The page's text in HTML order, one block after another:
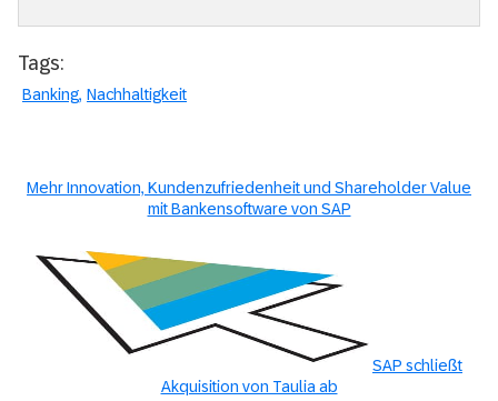
Tags:
Banking Nachhaltigkeit
Mehr Innovation, Kundenzufriedenheit und Shareholder Value
mit Bankensoftware von SAP
SAP schließt
Akquisition von Taulia ab